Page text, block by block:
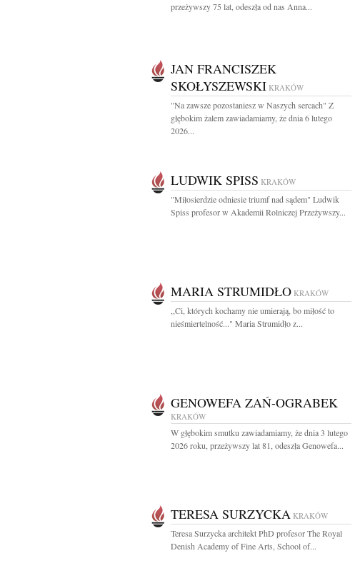
przeżywszy 75 lat, odeszła od nas Anna...
JAN FRANCISZEK
SKOŁYSZEWSKI KRAKÓW
"Na zawsze pozostaniesz w Naszych sercach" Z
głębokim żalem zawiadamiamy, że dnia 6 lutego
2026...
LUDWIK SPISS KRAKÓW
"Miłosierdzie odniesie triumf nad sądem" Ludwik
Spiss profesor w Akademii Rolniczej Przeżywszy...
MARIA STRUMIDŁO KRAKÓW
,,Ci, których kochamy nie umierają, bo miłość to
nieśmiertelność..." Maria Strumidło z...
GENOWEFA ZAŃ-OGRABEK
KRAKÓW
W głębokim smutku zawiadamiamy, że dnia 3 lutego
2026 roku, przeżywszy lat 81, odeszła Genowefa...
TERESA SURZYCKA KRAKÓW
Teresa Surzycka architekt PhD profesor The Royal
Denish Academy of Fine Arts, School of...